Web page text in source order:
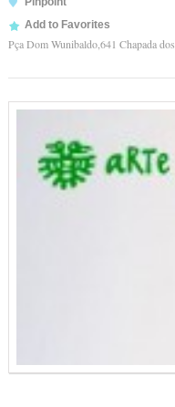
Add to Favorites
Pça Dom Wunibaldo,641 Chapada